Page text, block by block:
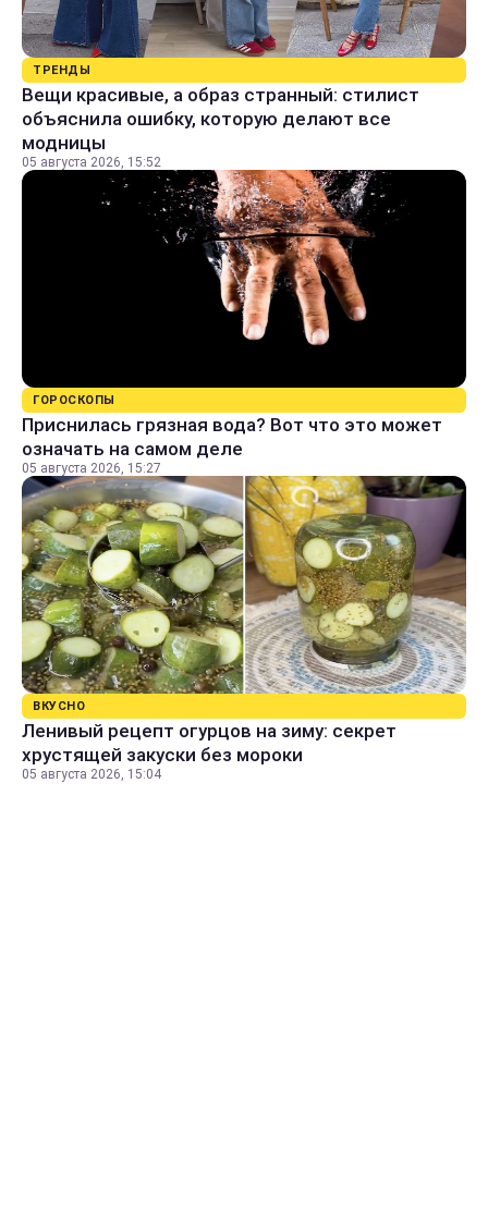
ТРЕНДЫ
Вещи красивые, а образ странный: стилист
объяснила ошибку, которую делают все
модницы
05 августа 2026, 15:52
ГОРОСКОПЫ
Приснилась грязная вода? Вот что это может
означать на самом деле
05 августа 2026, 15:27
ВКУСНО
Ленивый рецепт огурцов на зиму: секрет
хрустящей закуски без мороки
05 августа 2026, 15:04